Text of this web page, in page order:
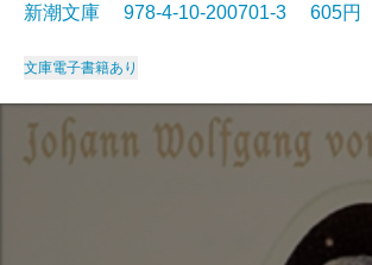
新潮文庫 978-4-10-200701-3 605円
文庫電子書籍あり